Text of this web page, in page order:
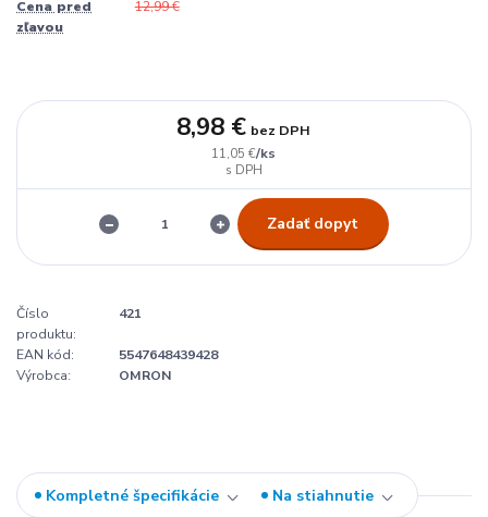
Cena pred
zľavou
12,99 €
11,05 €/ks
8,98 € bez DPH
Zadať dopyt
Číslo
produktu:
421
EAN kód:
5547648439428
Výrobca:
OMRON
Kompletné špecifikácie Na stiahnutie